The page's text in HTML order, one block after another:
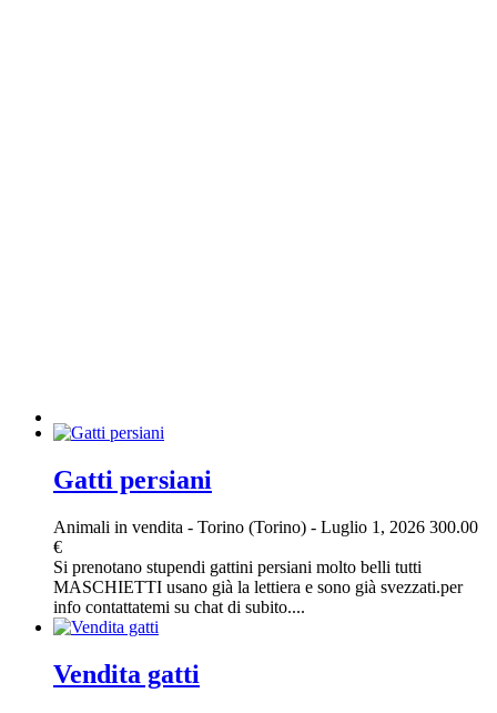
Gatti persiani
Animali in vendita - Torino (Torino) - Luglio 1, 2026 300.00
€
Si prenotano stupendi gattini persiani molto belli tutti
MASCHIETTI usano già la lettiera e sono già svezzati.per
info contattatemi su chat di subito....
Vendita gatti